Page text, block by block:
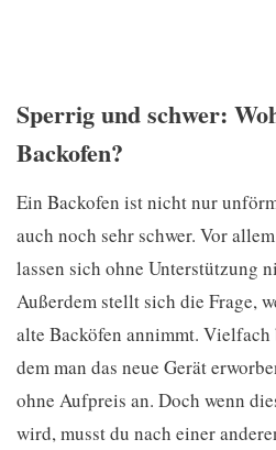
Sperrig und schwer:
Backofen?
Ein Backofen ist nicht nur
auch noch sehr schwer. Vor
lassen sich ohne Unterstützung
Außerdem stellt sich die Frage,
alte Backöfen annimmt.
dem man das neue Gerät
ohne Aufpreis an. Doch wenn
wird, musst du nach einer